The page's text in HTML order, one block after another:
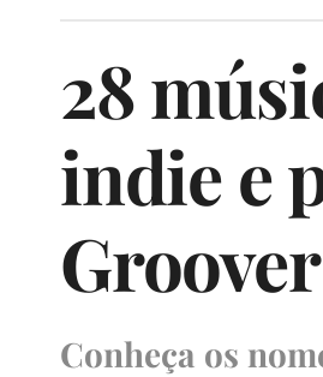
28
indie e
Conheça os